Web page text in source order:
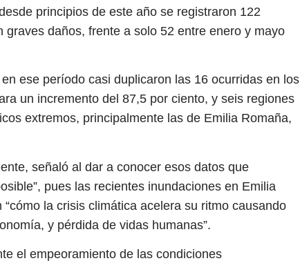
principios de este año se registraron 122
daños, frente a solo 52 entre enero y mayo
ese período casi duplicaron las 16 ocurridas en los
un incremento del 87,5 por ciento, y seis regiones
extremos, principalmente las de Emilia Romaña,
señaló al dar a conocer esos datos que
pues las recientes inundaciones en Emilia
la crisis climática acelera su ritmo causando
y pérdida de vidas humanas”.
el empeoramiento de las condiciones